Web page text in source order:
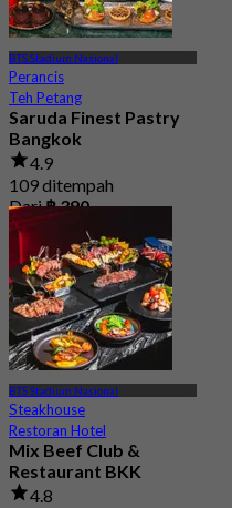
BTS Stadium Nasional
Perancis
Teh Petang
Saruda Finest Pastry
Bangkok
4.9
109 ditempah
Dari฿ 390
BTS Stadium Nasional
Steakhouse
Restoran Hotel
Mix Beef Club &
Restaurant BKK
4.8